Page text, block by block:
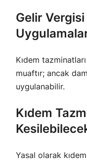
Gelir
Kıdem
muaftır; ancak
uygulanabilir.
Kıdem
Yasal olarak